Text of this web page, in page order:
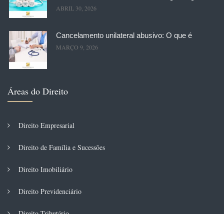
ABRIL 30, 2026
Cancelamento unilateral abusivo: O que é
MARÇO 9, 2026
Áreas do Direito
Direito Empresarial
Direito de Família e Sucessões
Direito Imobiliário
Direito Previdenciário